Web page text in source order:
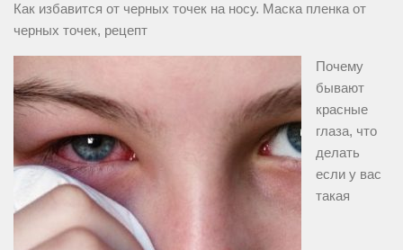
Как избавится от черных точек на носу. Маска пленка от
черных точек, рецепт
Почему
бывают
красные
глаза, что
делать
если у вас
такая